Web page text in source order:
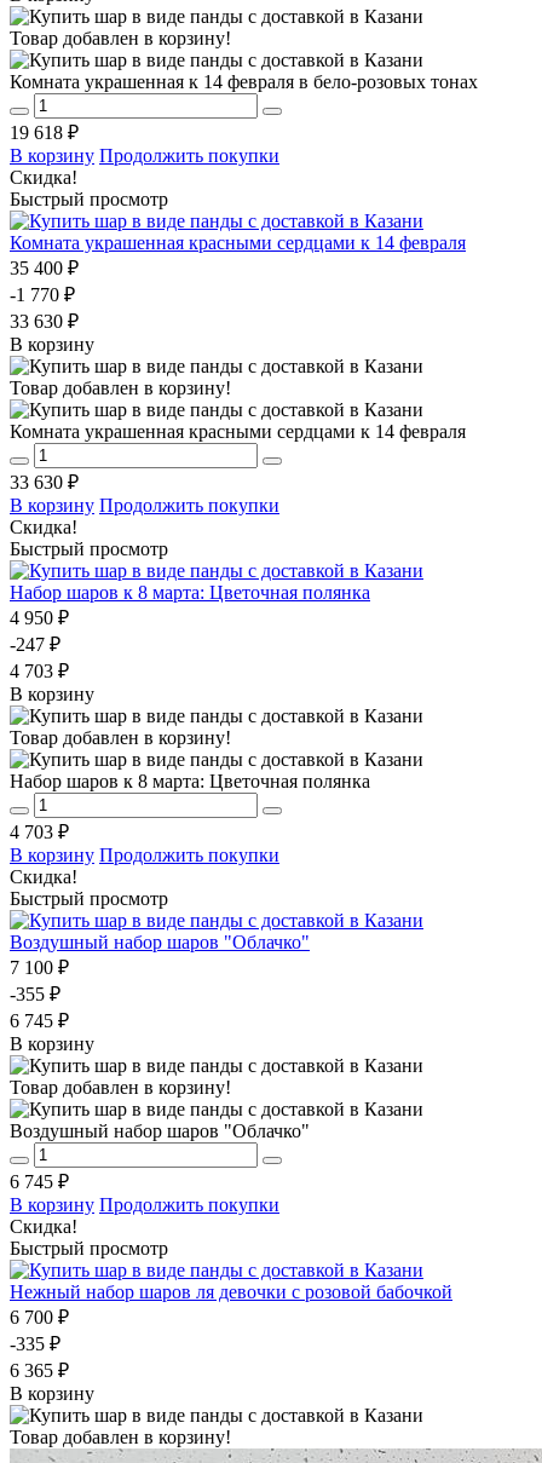
Товар добавлен в корзину!
Комната украшенная к 14 февраля в бело-розовых тонах
19 618 ₽
В корзину Продолжить покупки
Скидка!
Быстрый просмотр
Комната украшенная красными сердцами к 14 февраля
35 400 ₽
-1 770 ₽
33 630 ₽
В корзину
Товар добавлен в корзину!
Комната украшенная красными сердцами к 14 февраля
33 630 ₽
В корзину Продолжить покупки
Скидка!
Быстрый просмотр
Набор шаров к 8 марта: Цветочная полянка
4 950 ₽
-247 ₽
4 703 ₽
В корзину
Товар добавлен в корзину!
Набор шаров к 8 марта: Цветочная полянка
4 703 ₽
В корзину Продолжить покупки
Скидка!
Быстрый просмотр
Воздушный набор шаров "Облачко"
7 100 ₽
-355 ₽
6 745 ₽
В корзину
Товар добавлен в корзину!
Воздушный набор шаров "Облачко"
6 745 ₽
В корзину Продолжить покупки
Скидка!
Быстрый просмотр
Нежный набор шаров ля девочки с розовой бабочкой
6 700 ₽
-335 ₽
6 365 ₽
В корзину
Товар добавлен в корзину!